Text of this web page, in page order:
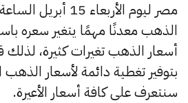
الذهب معدنًا مهمًا يتغير سعره
بتوفير تغطية دائمة لأسعار الذهب
سنتعرف على كافة أسعار الأعيرة.